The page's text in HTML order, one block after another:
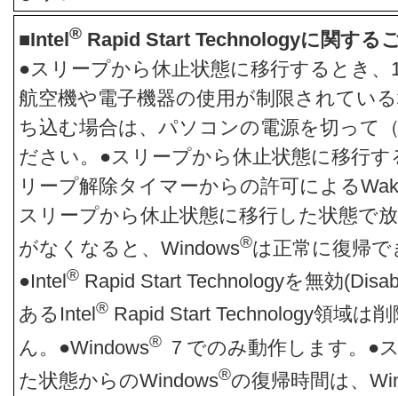
■Intel® Rapid Start Technologyに関する
●スリープから休止状態に移行するとき
航空機や電子機器の使用が制限されてい
ち込む場合は、パソコンの電源を切って
ださい。●スリープから休止状態に移行
リープ解除タイマーからの許可による
スリープから休止状態に移行した状態で
がなくなると、Windows®は正常に復帰
●Intel ® Rapid Start Technologyを無効
あるIntel ® Rapid Start Technology領域は
ん。●Windows® ７でのみ動作します。●
た状態からのWindows®の復帰時間は、